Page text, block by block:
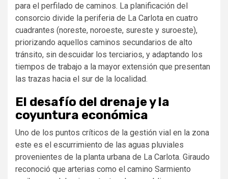
para el perfilado de caminos. La planificación del
consorcio divide la periferia de La Carlota en cuatro
cuadrantes (noreste, noroeste, sureste y suroeste),
priorizando aquellos caminos secundarios de alto
tránsito, sin descuidar los terciarios, y adaptando los
tiempos de trabajo a la mayor extensión que presentan
las trazas hacia el sur de la localidad.
El desafío del drenaje y la
coyuntura económica
Uno de los puntos críticos de la gestión vial en la zona
este es el escurrimiento de las aguas pluviales
provenientes de la planta urbana de La Carlota. Giraudo
reconoció que arterias como el camino Sarmiento